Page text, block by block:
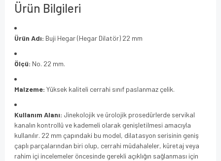
Ürün Bilgileri
Ürün Adı: Buji Hegar (Hegar Dilatör) 22 mm
Ölçü: No. 22 mm.
Malzeme: Yüksek kaliteli cerrahi sınıf paslanmaz çelik.
Kullanım Alanı: Jinekolojik ve ürolojik prosedürlerde servikal
kanalın kontrollü ve kademeli olarak genişletilmesi amacıyla
kullanılır. 22 mm çapındaki bu model, dilatasyon serisinin geniş
çaplı parçalarından biri olup, cerrahi müdahaleler, küretaj veya
rahim içi incelemeler öncesinde gerekli açıklığın sağlanması için